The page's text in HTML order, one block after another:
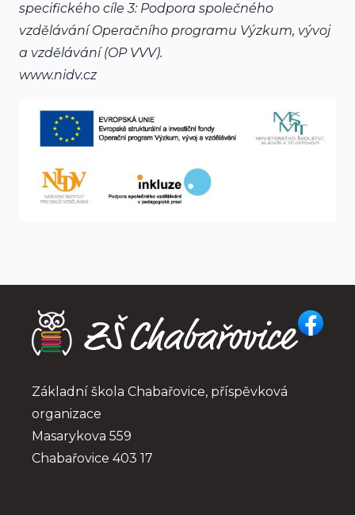
specifického cíle 3: Podpora společného
vzdělávání Operačního programu Výzkum, vývoj
a vzdělávání (OP VVV).
www.nidv.cz
Základní škola Chabařovice, příspěvková
organizace
Masarykova 559
Chabařovice 403 17